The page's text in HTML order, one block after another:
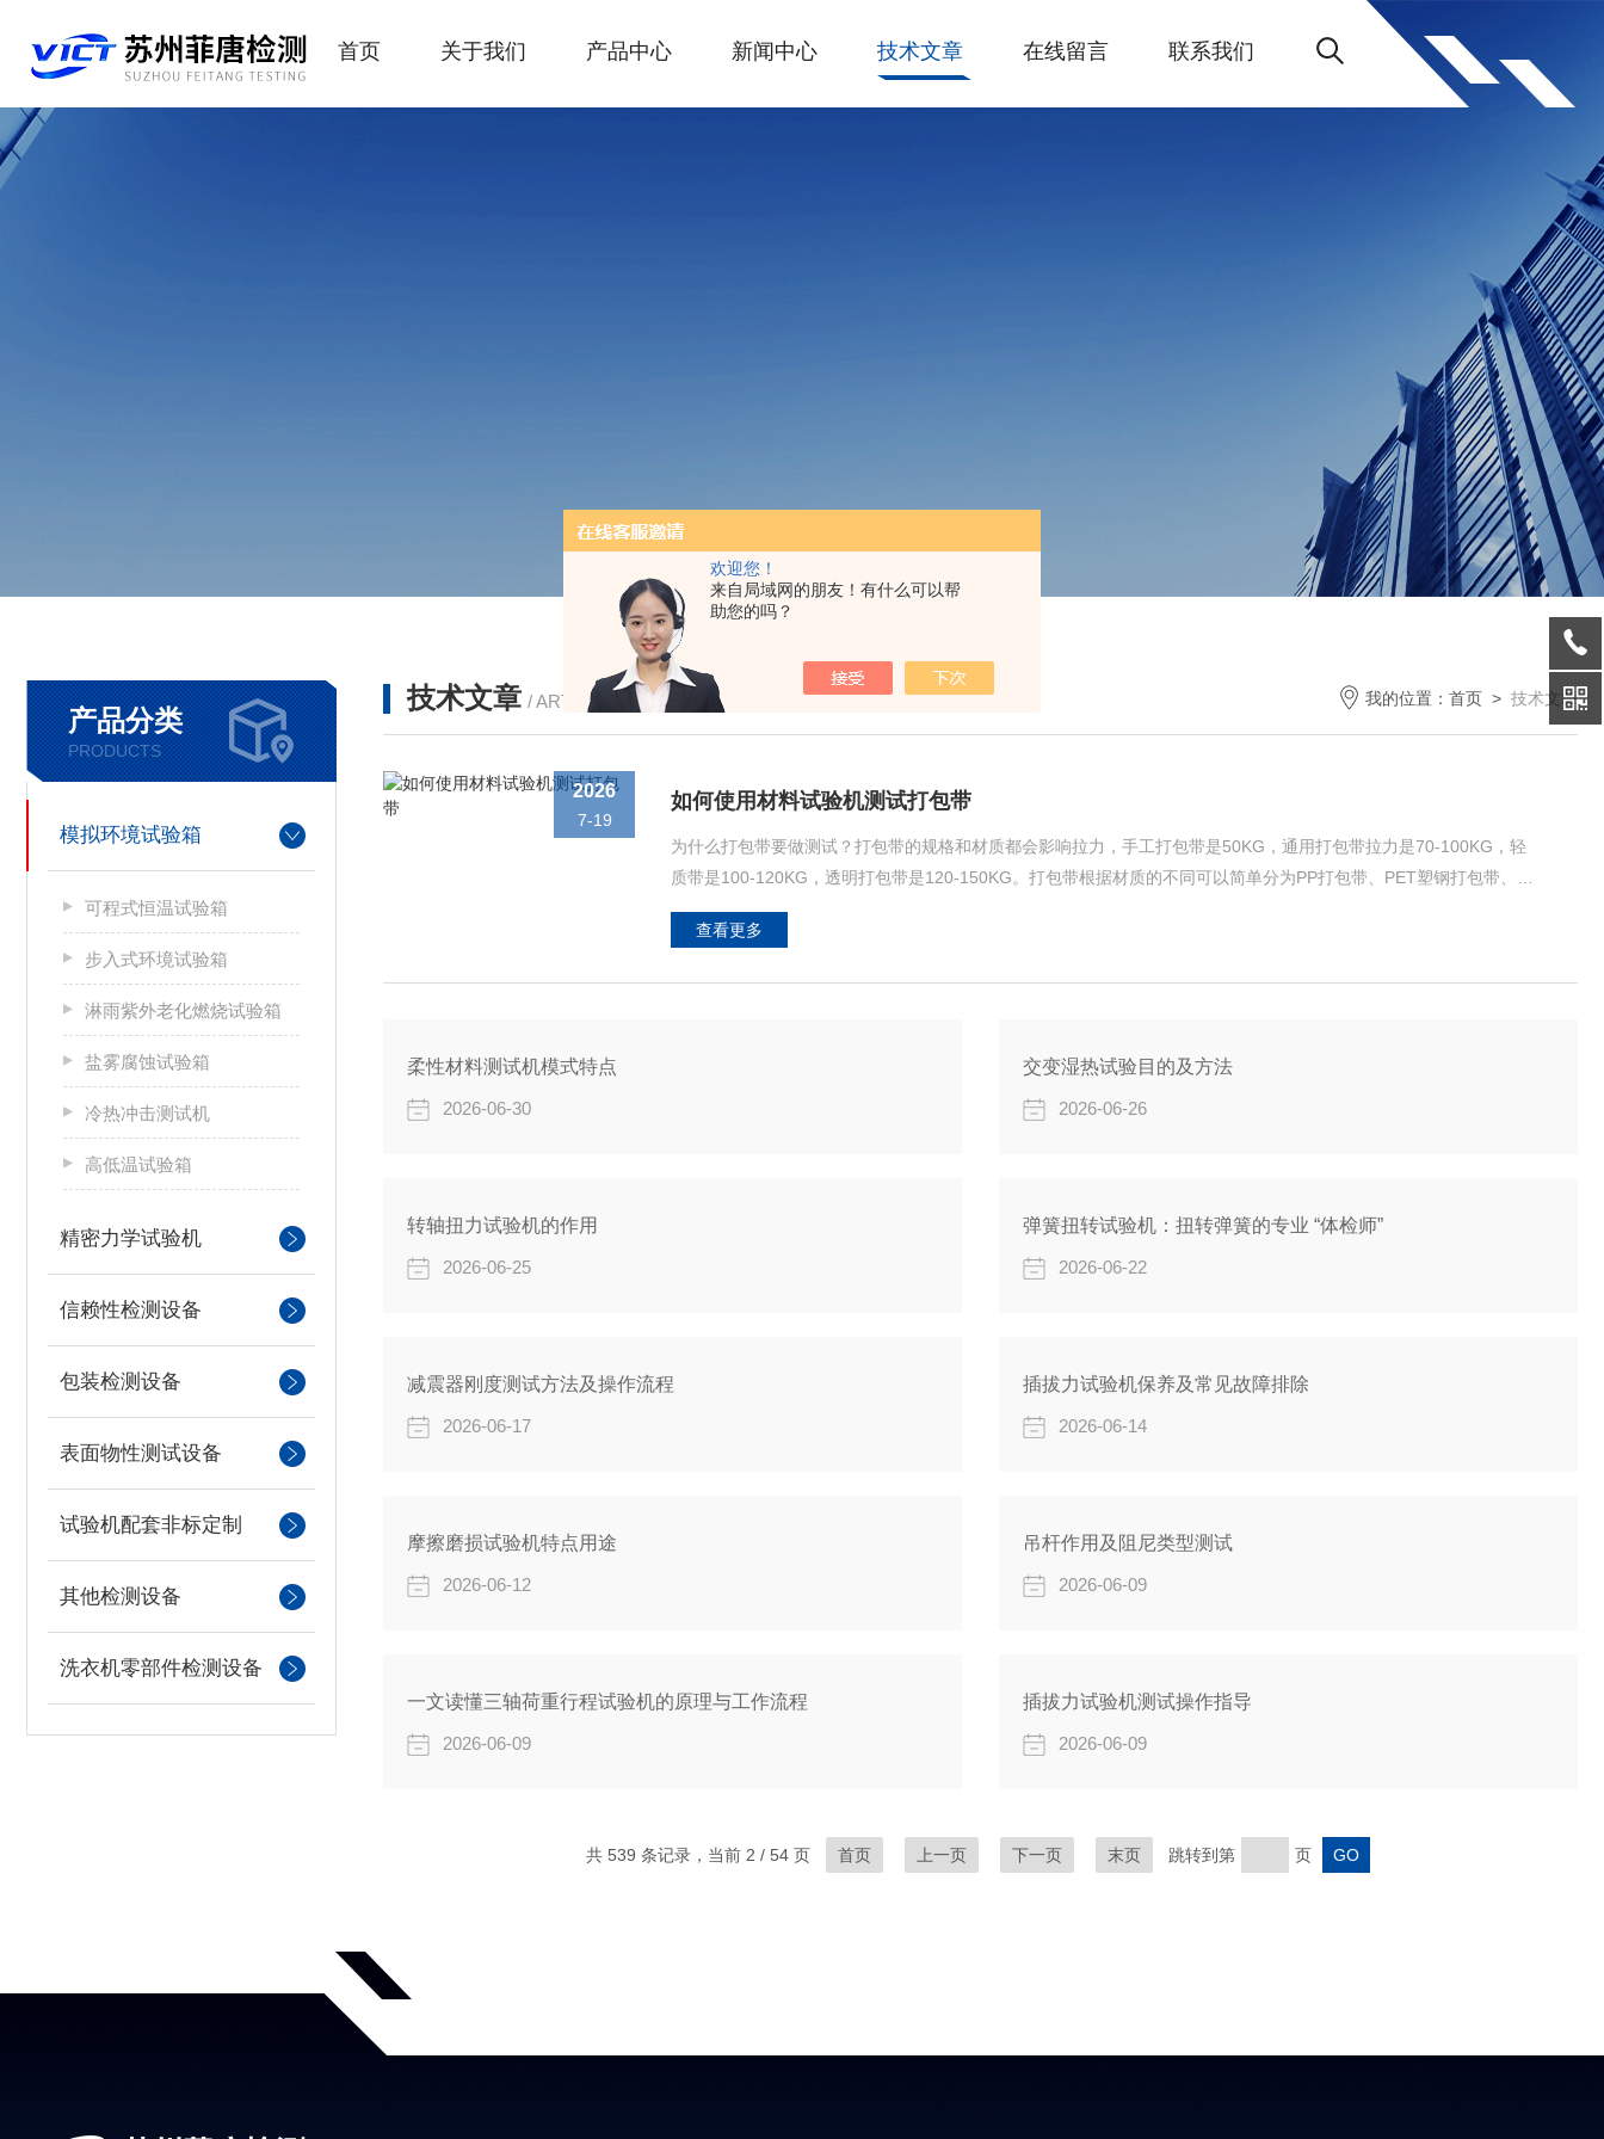
欢迎您！
来自局域网的朋友！有什么可以帮
助您的吗？
首页 关于我们 产品中心 新闻中心 技术文章 在线留言 联系我们
产品分类
PRODUCTS
模拟环境试验箱
可程式恒温试验箱
步入式环境试验箱
淋雨紫外老化燃烧试验箱
盐雾腐蚀试验箱
冷热冲击测试机
高低温试验箱
精密力学试验机
信赖性检测设备
包装检测设备
表面物性测试设备
试验机配套非标定制
其他检测设备
洗衣机零部件检测设备
技术文章 / ARTICLE 我的位置： 首页 > 技术文章
2026
7-19
如何使用材料试验机测试打包带
为什么打包带要做测试？打包带的规格和材质都会影响拉力，手工打包带是50KG，通用打包带拉力是70-100KG，轻
质带是100-120KG，透明打包带是120-150KG。打包带根据材质的不同可以简单分为PP打包带、PET塑钢打包带、铁
皮打包带、PE结束打包带、纤维打包带等。广泛应用于食品、医用等领域。其拉伸断裂上限越大，其包装的稳定性越
好。所以我们打包带厂家如何提高打包带的质量，改进工艺。使得拉力...
查看更多
柔性材料测试机模式特点
2026-06-30
交变湿热试验目的及方法
2026-06-26
转轴扭力试验机的作用
2026-06-25
弹簧扭转试验机：扭转弹簧的专业 “体检师”
2026-06-22
减震器刚度测试方法及操作流程
2026-06-17
插拔力试验机保养及常见故障排除
2026-06-14
摩擦磨损试验机特点用途
2026-06-12
吊杆作用及阻尼类型测试
2026-06-09
一文读懂三轴荷重行程试验机的原理与工作流程
2026-06-09
插拔力试验机测试操作指导
2026-06-09
共 539 条记录，当前 2 / 54 页 首页 上一页 下一页 末页 跳转到第 页